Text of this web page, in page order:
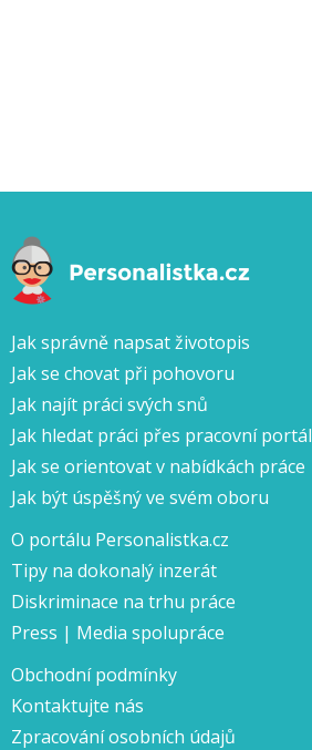
Jak správně napsat životopis
Jak se chovat při pohovoru
Jak najít práci svých snů
Jak hledat práci přes pracovní portál
Jak se orientovat v nabídkách práce
Jak být úspěšný ve svém oboru
O portálu Personalistka.cz
Tipy na dokonalý inzerát
Diskriminace na trhu práce
Press | Media spolupráce
Obchodní podmínky
Kontaktujte nás
Zpracování osobních údajů